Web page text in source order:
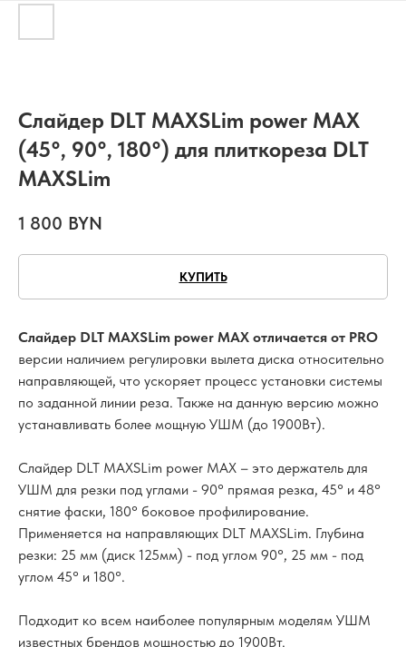
Слайдер DLT MAXSLim power MAX
(45°, 90°, 180°) для плиткореза DLT
MAXSLim
1 800 BYN
КУПИТЬ
Слайдер DLT MAXSLim power MAX отличается от PRO
версии наличием регулировки вылета диска относительно
направляющей, что ускоряет процесс установки системы
по заданной линии реза. Также на данную версию можно
устанавливать более мощную УШМ (до 1900Вт).
Слайдер DLT MAXSLim power MAX – это держатель для
УШМ для резки под углами - 90° прямая резка, 45° и 48°
снятие фаски, 180° боковое профилирование.
Применяется на направляющих DLT MAXSLim. Глубина
резки: 25 мм (диск 125мм) - под углом 90°, 25 мм - под
углом 45° и 180°.
Подходит ко всем наиболее популярным моделям УШМ
известных брендов мощностью до 1900Вт.